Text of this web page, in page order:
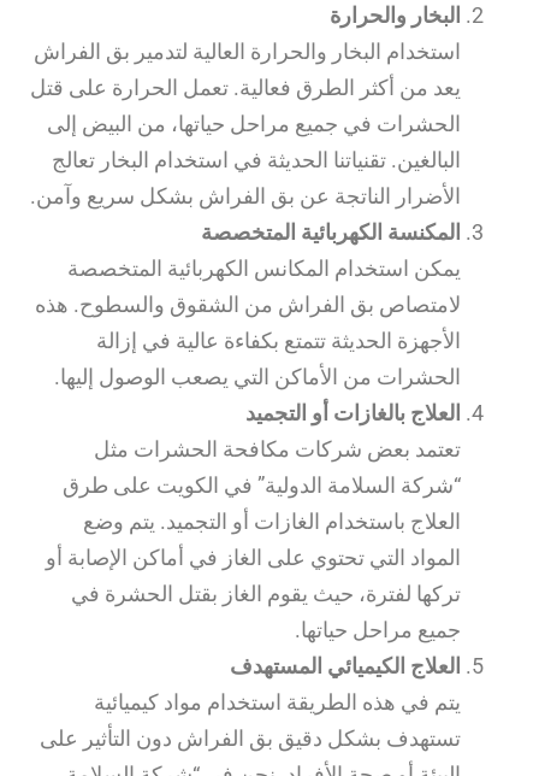
البخار والحرارة
استخدام البخار والحرارة العالية لتدمير بق الفراش
يعد من أكثر الطرق فعالية. تعمل الحرارة على قتل
الحشرات في جميع مراحل حياتها، من البيض إلى
البالغين. تقنياتنا الحديثة في استخدام البخار تعالج
الأضرار الناتجة عن بق الفراش بشكل سريع وآمن.
المكنسة الكهربائية المتخصصة
يمكن استخدام المكانس الكهربائية المتخصصة
لامتصاص بق الفراش من الشقوق والسطوح. هذه
الأجهزة الحديثة تتمتع بكفاءة عالية في إزالة
الحشرات من الأماكن التي يصعب الوصول إليها.
العلاج بالغازات أو التجميد
تعتمد بعض شركات مكافحة الحشرات مثل
“شركة السلامة الدولية” في الكويت على طرق
العلاج باستخدام الغازات أو التجميد. يتم وضع
المواد التي تحتوي على الغاز في أماكن الإصابة أو
تركها لفترة، حيث يقوم الغاز بقتل الحشرة في
جميع مراحل حياتها.
العلاج الكيميائي المستهدف
يتم في هذه الطريقة استخدام مواد كيميائية
تستهدف بشكل دقيق بق الفراش دون التأثير على